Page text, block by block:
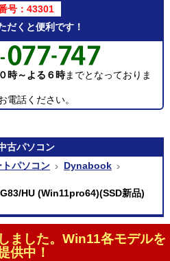
号：43301
だくと便利です！
時～よる６時までとなっておりま
電話ください。
古パソコン
パソコン
Dynabook
HU (Win11pro64)(SSD新品)
ました。Win11各モデルを
供中！